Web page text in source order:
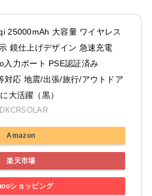
25000mAh 大容量 ワイヤレス
鏡仕上げデザイン 急速充電
入力ポート PSE認証済み
応 地震/出張/旅行/アウトドア
大活躍（黒）
Amazon
楽天市場
ショッピング